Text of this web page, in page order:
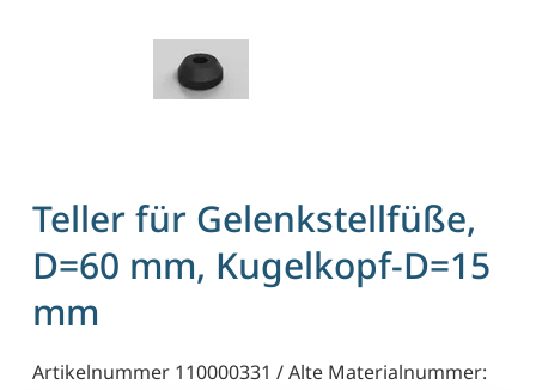
Teller für Gelenkstellfüße,
D=60 mm, Kugelkopf-D=15
mm
Artikelnummer 110000331 / Alte Materialnummer: